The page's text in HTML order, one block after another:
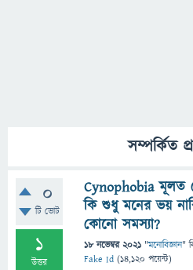
সম্পর্কিত
0
টি ভোট
1
উত্তর
Cynophobia মূলত
কি শুধু মনের ভয়
কোনো সমস্যা?
18 নভেম্বর 2021 "মনোবিজ্ঞান"
Fake Id (14,120 পয়েন্ট)